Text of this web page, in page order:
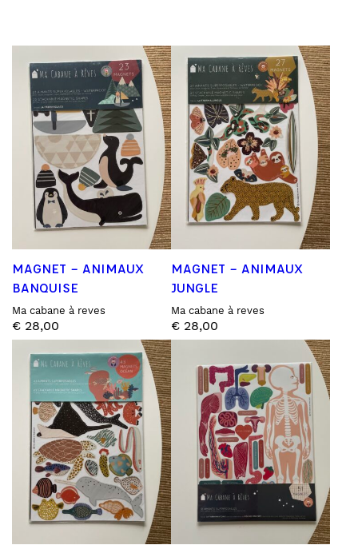
MAGNET – ANIMAUX
BANQUISE
Ma cabane à reves
€ 28,00
MAGNET – ANIMAUX
JUNGLE
Ma cabane à reves
€ 28,00